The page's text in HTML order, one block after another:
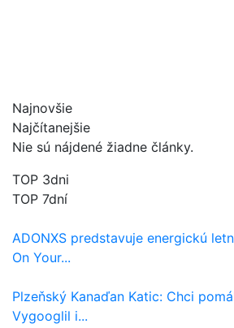
Najnovšie
Najčítanejšie
Nie sú nájdené žiadne články.
TOP 3dni
TOP 7dní
ADONXS predstavuje energickú
On Your...
Plzeňský Kanaďan Katic: Chci
Vygooglil i...